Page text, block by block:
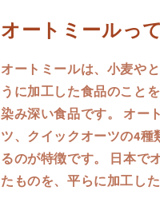
オートミールっ
オートミールは、小麦や
うに加工した食品のこと
染み深い食品です。 オー
ツ、クイックオーツの4
るのが特徴です。 日本で
たものを、平らに加工し